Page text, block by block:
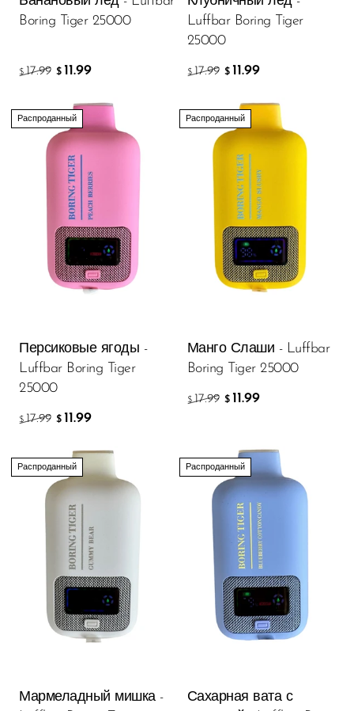
Boring Tiger 25000
$ 17.99 $ 11.99
Luffbar Boring Tiger
25000
$ 17.99 $ 11.99
Распроданный
Персиковые ягоды -
Luffbar Boring Tiger
25000
$ 17.99 $ 11.99
Распроданный
Манго Слаши - Luffbar
Boring Tiger 25000
$ 17.99 $ 11.99
Распроданный
Мармеладный мишка -
Распроданный
Сахарная вата с